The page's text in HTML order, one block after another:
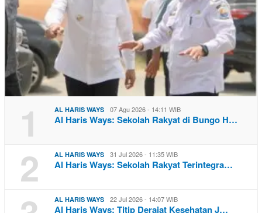
1 AL HARIS WAYS 07 Agu 2026 - 14:11 WIB
Al Haris Ways: Sekolah Rakyat di Bungo H…
2 AL HARIS WAYS 31 Jul 2026 - 11:35 WIB
Al Haris Ways: Sekolah Rakyat Terintegra…
AL HARIS WAYS 22 Jul 2026 - 14:07 WIB
Al Haris Ways: Titip Derajat Kesehatan J…